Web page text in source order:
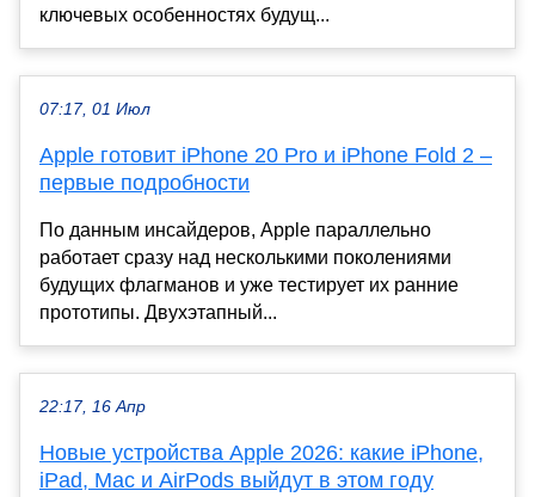
ключевых особенностях будущ...
07:17, 01 Июл
Apple готовит iPhone 20 Pro и iPhone Fold 2 –
первые подробности
По данным инсайдеров, Apple параллельно
работает сразу над несколькими поколениями
будущих флагманов и уже тестирует их ранние
прототипы. Двухэтапный...
22:17, 16 Апр
Новые устройства Apple 2026: какие iPhone,
iPad, Mac и AirPods выйдут в этом году